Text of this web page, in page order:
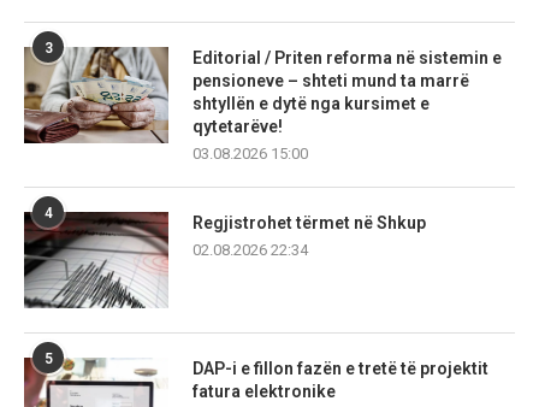
3
Editorial / Priten reforma në sistemin e
pensioneve – shteti mund ta marrë
shtyllën e dytë nga kursimet e
qytetarëve!
03.08.2026 15:00
4
Regjistrohet tërmet në Shkup
02.08.2026 22:34
5
DAP-i e fillon fazën e tretë të projektit
fatura elektronike